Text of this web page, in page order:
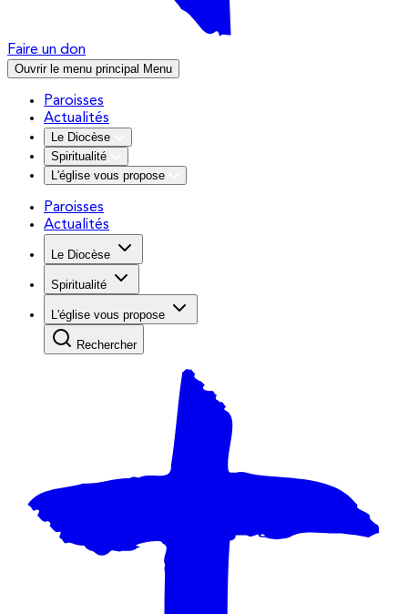
Faire un don
Ouvrir le menu principal Menu
Paroisses
Actualités
Le Diocèse
Spiritualité
L'église vous propose
Paroisses
Actualités
Le Diocèse
Spiritualité
L'église vous propose
Rechercher